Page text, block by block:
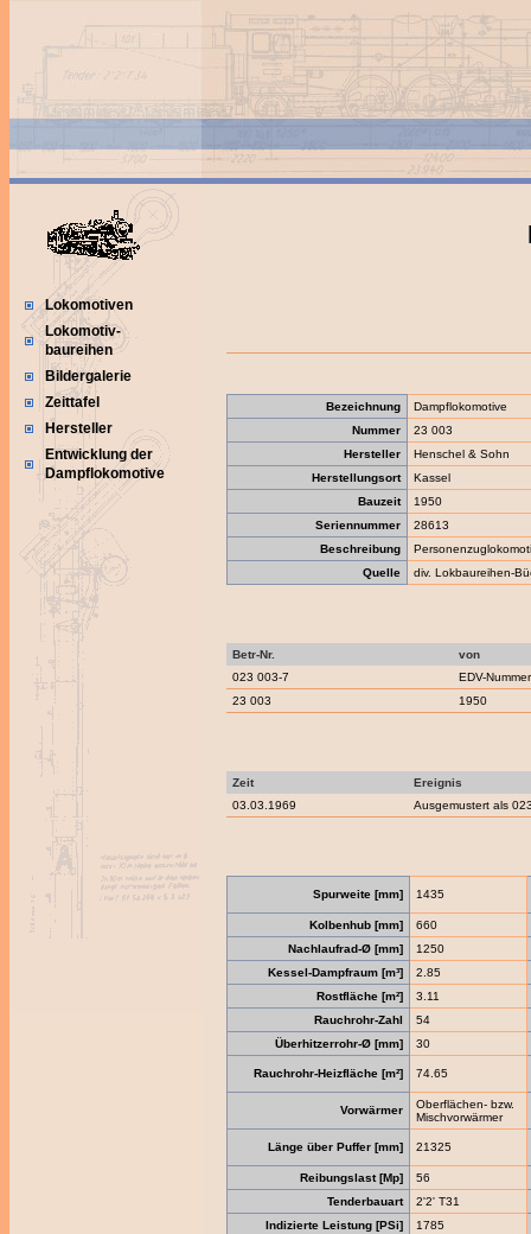
Lokomotiven
Lokomotiv-
baureihen
Bildergalerie
Zeittafel
Hersteller
Entwicklung der
Dampflokomotive
Bezeichnung
Dampflokomotive
Nummer
23 003
Hersteller
Henschel & Sohn
Herstellungsort
Kassel
Bauzeit
1950
Seriennummer
28613
Beschreibung
Quelle
div. Lokbaureihen-
Betr-Nr.
von
023 003-7
EDV-
23 003
1950
Zeit
Ereignis
03.03.1969
Ausgemustert als
Spurweite [mm] 1435
Kolbenhub [mm]
660
Nachlaufrad-Ø [mm]
1250
Kessel-Dampfraum [m³]
2.85
Rostfläche [m²]
3.11
Rauchrohr-Zahl
54
Überhitzerrohr-Ø [mm]
30
Rauchrohr-Heizfläche [m²] 74.65
Vorwärmer
Oberflächen- bzw.
Mischvorwärmer
Länge über Puffer [mm] 21325
Reibungslast [Mp]
56
Tenderbauart
2'2' T31
Indizierte Leistung [PSi]
1785